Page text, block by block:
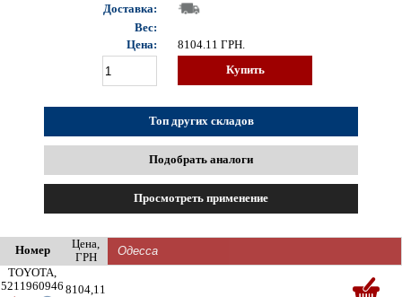
Доставка:
Вес:
Цена:
8104.11 ГРН.
Купить
Топ других складов
Подобрать аналоги
Просмотреть применение
Номер
Цена,
ГРН
TOYOTA,
5211960946 8104,11